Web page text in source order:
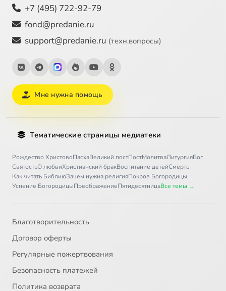
+7 (495) 722-92-79
fond@predanie.ru
support@predanie.ru (техн.вопросы)
Мне нужна помощь
Тематические страницы медиатеки
Рождество ХристовоПасхаВеликий постПостМолитваЛитургияБог
СвятостьО любвиХристианский бракВоспитание детейСмерть
Как читать БиблиюЗачем нужна религияПокров Богородицы
Успение БогородицыПреображениеПятидесятницаВсе темы →
Благотворительность
Договор оферты
Регулярные пожертвования
Безопасность платежей
Политика возврата